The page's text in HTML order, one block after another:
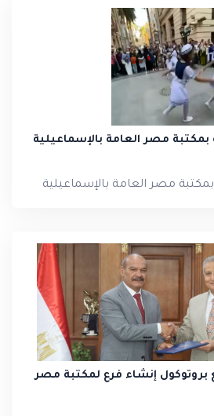
مصر العامة بالإسماعيلية
مصر العامة بالإسماعيلية
إنشاء فرع لمكتبة مصر